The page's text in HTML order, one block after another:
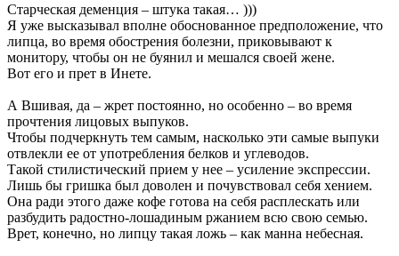
Старческая деменция – штука такая… )))
Я уже высказывал вполне обоснованное предположение, что
липца, во время обострения болезни, приковывают к
монитору, чтобы он не буянил и мешался своей жене.
Вот его и прет в Инете.
А Вшивая, да – жрет постоянно, но особенно – во время
прочтения лицовых выпуков.
Чтобы подчеркнуть тем самым, насколько эти самые выпуки
отвлекли ее от употребления белков и углеводов.
Такой стилистический прием у нее – усиление экспрессии.
Лишь бы гришка был доволен и почувствовал себя хением.
Она ради этого даже кофе готова на себя расплескать или
разбудить радостно-лошадиным ржанием всю свою семью.
Врет, конечно, но липцу такая ложь – как манна небесная.